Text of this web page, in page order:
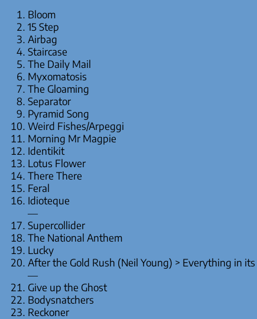
Bloom
15 Step
Airbag
Staircase
The Daily Mail
Myxomatosis
The Gloaming
Separator
Pyramid Song
Weird Fishes/Arpeggi
Morning Mr Magpie
Identikit
Lotus Flower
There There
Feral
Idioteque
—
Supercollider
The National Anthem
Lucky
After the Gold Rush (Neil Young) > Everything in its
—
Give up the Ghost
Bodysnatchers
Reckoner